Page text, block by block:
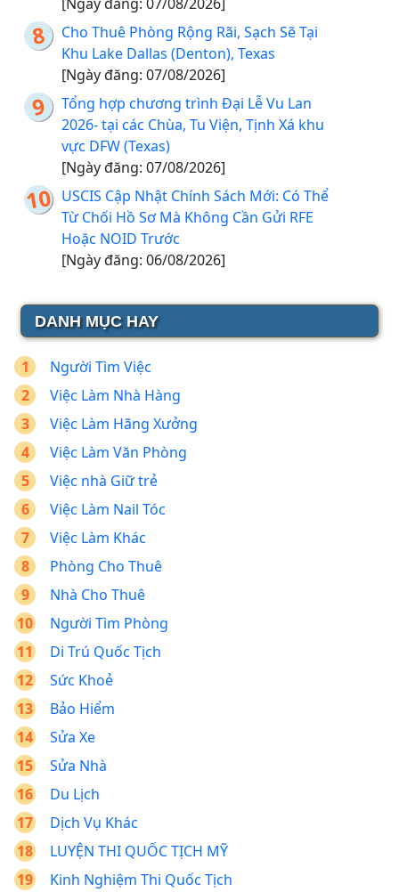
Cho Thuê Phòng Rộng Rãi, Sạch Sẽ Tại
Khu Lake Dallas (Denton), Texas
[Ngày đăng: 07/08/2026]
Tổng hợp chương trình Đại Lễ Vu Lan
2026- tại các Chùa, Tu Viện, Tịnh Xá khu
vực DFW (Texas)
[Ngày đăng: 07/08/2026]
USCIS Cập Nhật Chính Sách Mới: Có Thể
Từ Chối Hồ Sơ Mà Không Cần Gửi RFE
Hoặc NOID Trước
[Ngày đăng: 06/08/2026]
DANH MỤC HAY
Người Tìm Việc
Việc Làm Nhà Hàng
Việc Làm Hãng Xưởng
Việc Làm Văn Phòng
Việc nhà Giữ trẻ
Việc Làm Nail Tóc
Việc Làm Khác
Phòng Cho Thuê
Nhà Cho Thuê
Người Tìm Phòng
Di Trú Quốc Tịch
Sức Khoẻ
Bảo Hiểm
Sửa Xe
Sửa Nhà
Du Lịch
Dịch Vụ Khác
LUYỆN THI QUỐC TỊCH MỸ
Kinh Nghiệm Thi Quốc Tịch